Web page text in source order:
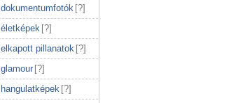
dokumentumfotók [?]
életképek [?]
elkapott pillanatok [?]
glamour [?]
hangulatképek [?]